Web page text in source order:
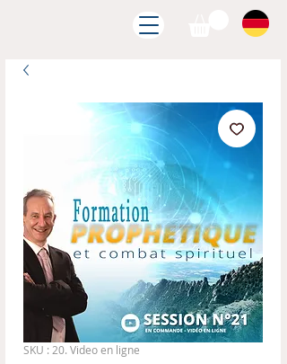
SKU : 20. Video en ligne